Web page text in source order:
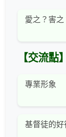
愛之？害之
【交流點】
專業形象
基督徒的好